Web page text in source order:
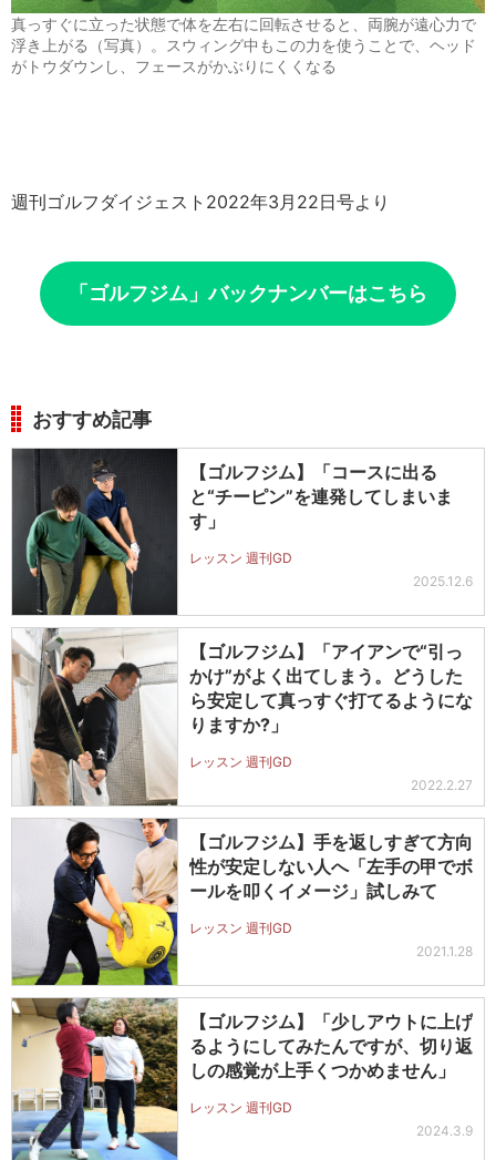
真っすぐに立った状態で体を左右に回転させると、両腕が遠心力で
浮き上がる（写真）。スウィング中もこの力を使うことで、ヘッド
がトウダウンし、フェースがかぶりにくくなる
週刊ゴルフダイジェスト2022年3月22日号より
「ゴルフジム」バックナンバーはこちら
おすすめ記事
【ゴルフジム】「コースに出る
と“チーピン”を連発してしまいま
す」
レッスン 週刊GD
2025.12.6
【ゴルフジム】「アイアンで“引っ
かけ”がよく出てしまう。どうした
ら安定して真っすぐ打てるようにな
りますか?」
レッスン 週刊GD
2022.2.27
【ゴルフジム】手を返しすぎて方向
性が安定しない人へ「左手の甲でボ
ールを叩くイメージ」試しみて
レッスン 週刊GD
2021.1.28
【ゴルフジム】「少しアウトに上げ
るようにしてみたんですが、切り返
しの感覚が上手くつかめません」
レッスン 週刊GD
2024.3.9